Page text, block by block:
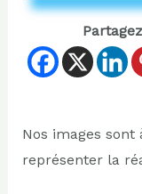
Nos images
représenter la